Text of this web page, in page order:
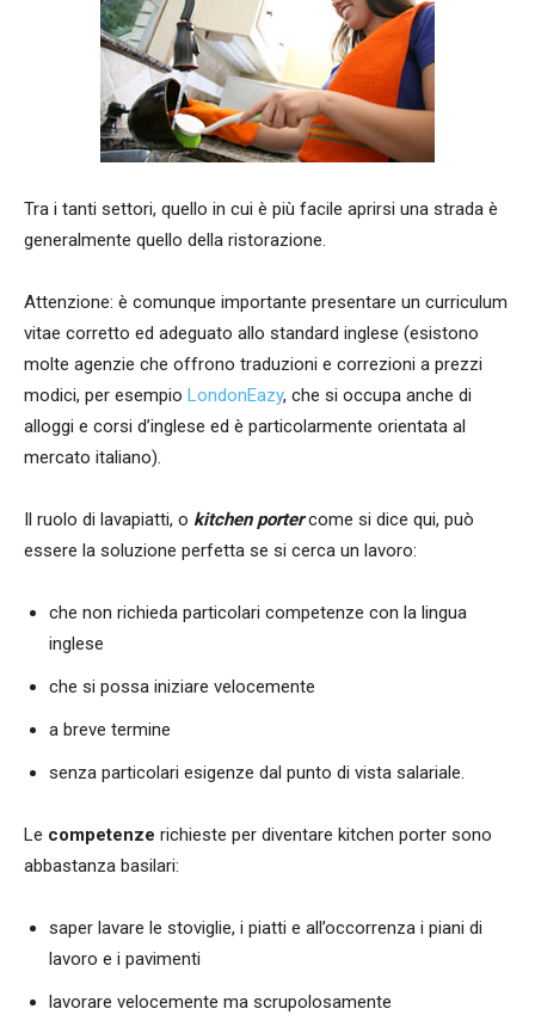
Tra i tanti settori, quello in cui è più facile aprirsi una strada è
generalmente quello della ristorazione.
Attenzione: è comunque importante presentare un curriculum
vitae corretto ed adeguato allo standard inglese (esistono
molte agenzie che offrono traduzioni e correzioni a prezzi
modici, per esempio LondonEazy, che si occupa anche di
alloggi e corsi d’inglese ed è particolarmente orientata al
mercato italiano).
Il ruolo di lavapiatti, o kitchen porter come si dice qui, può
essere la soluzione perfetta se si cerca un lavoro:
che non richieda particolari competenze con la lingua
inglese
che si possa iniziare velocemente
a breve termine
senza particolari esigenze dal punto di vista salariale.
Le competenze richieste per diventare kitchen porter sono
abbastanza basilari:
saper lavare le stoviglie, i piatti e all’occorrenza i piani di
lavoro e i pavimenti
lavorare velocemente ma scrupolosamente